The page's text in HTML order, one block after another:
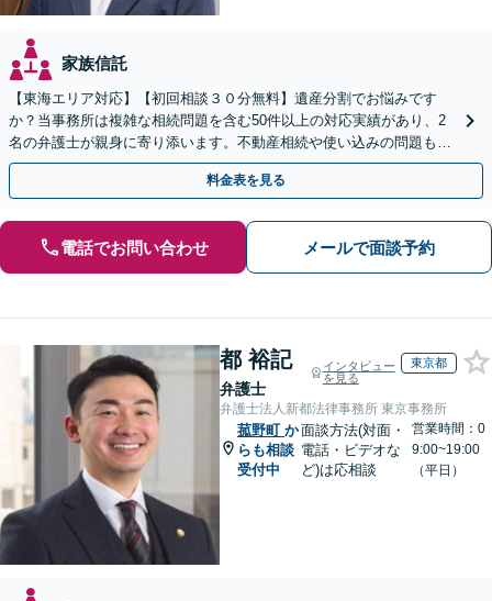
家族信託
【東海エリア対応】【初回相談３０分無料】遺産分割でお悩みです
か？当事務所は複雑な相続問題を含む50件以上の対応実績があり、2
名の弁護士が親身に寄り添います。不動産相続や使い込みの問題も分
かりやすく解説。WEB相談可能。LINE予約受付中
料金表を見る
電話でお問い合わせ メールで面談予約
都 裕記
弁護士
インタビュー
を見る
東京都
弁護士法人新都法律事務所 東京事務所
菰野町 か
らも相談
受付中
面談方法(対面・
電話・ビデオな
ど)は応相談
営業時間：0
9:00~19:00
（平日）